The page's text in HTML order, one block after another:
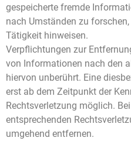
gespeicherte fremde
nach Umständen zu
Tätigkeit hinweisen.
Verpflichtungen zur
von Informationen nach den
hiervon unberührt. Eine
erst ab dem Zeitpunkt der
Rechtsverletzung möglich.
entsprechenden
umgehend entfernen.